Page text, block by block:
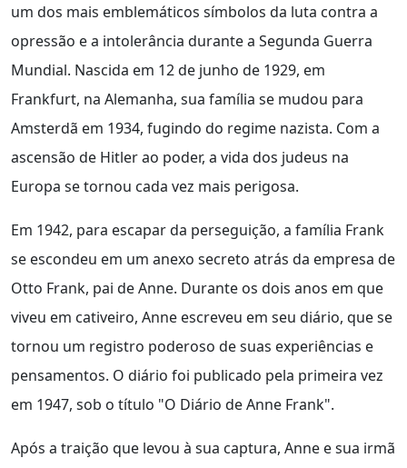
um dos mais emblemáticos símbolos da luta contra a
opressão e a intolerância durante a Segunda Guerra
Mundial. Nascida em 12 de junho de 1929, em
Frankfurt, na Alemanha, sua família se mudou para
Amsterdã em 1934, fugindo do regime nazista. Com a
ascensão de Hitler ao poder, a vida dos judeus na
Europa se tornou cada vez mais perigosa.
Em 1942, para escapar da perseguição, a família Frank
se escondeu em um anexo secreto atrás da empresa de
Otto Frank, pai de Anne. Durante os dois anos em que
viveu em cativeiro, Anne escreveu em seu diário, que se
tornou um registro poderoso de suas experiências e
pensamentos. O diário foi publicado pela primeira vez
em 1947, sob o título "O Diário de Anne Frank".
Após a traição que levou à sua captura, Anne e sua irmã